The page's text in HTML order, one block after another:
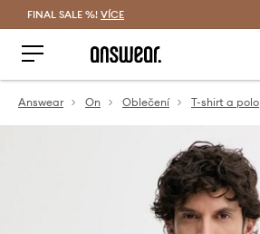
FINAL SALE %! VÍCE
Answear On Oblečení T-shirt a polo